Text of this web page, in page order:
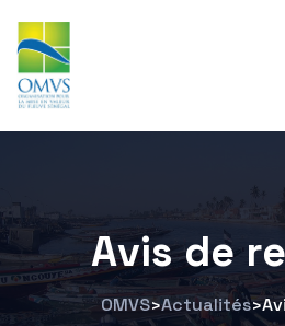
Avis de
OMVS>Actualités>